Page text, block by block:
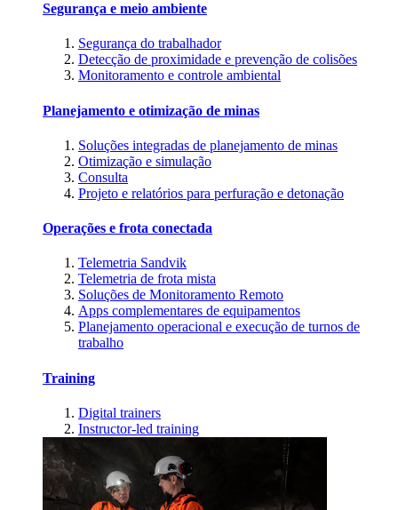
Segurança e meio ambiente
Segurança do trabalhador
Detecção de proximidade e prevenção de colisões
Monitoramento e controle ambiental
Planejamento e otimização de minas
Soluções integradas de planejamento de minas
Otimização e simulação
Consulta
Projeto e relatórios para perfuração e detonação
Operações e frota conectada
Telemetria Sandvik
Telemetria de frota mista
Soluções de Monitoramento Remoto
Apps complementares de equipamentos
Planejamento operacional e execução de turnos de
trabalho
Training
Digital trainers
Instructor-led training